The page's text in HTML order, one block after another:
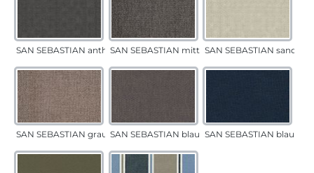
SAN SEBASTIAN anthrazitSAN SEBASTIAN mittelgrauSAN SEBASTIAN sand
SAN SEBASTIAN grau-sandSAN SEBASTIAN blau-sandSAN SEBASTIAN blau